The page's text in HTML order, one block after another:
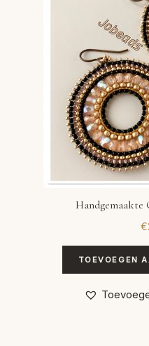
Handgemaakte
€
TOEVOEGEN